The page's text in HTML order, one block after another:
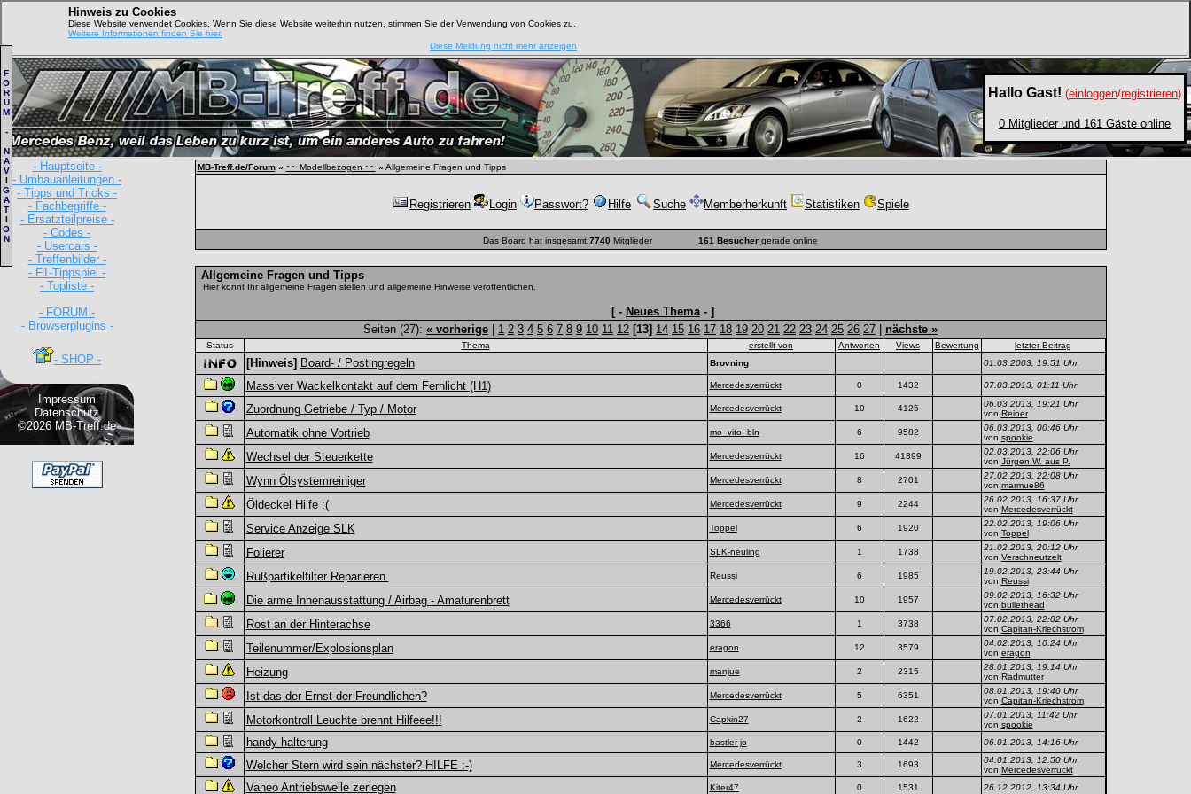
Hinweis zu Cookies
Diese Website verwendet Cookies. Wenn Sie diese Website weiterhin nutzen, stimmen Sie der Verwendung von Cookies zu.
Weitere Informationen finden Sie hier.
Diese Meldung nicht mehr anzeigen
Hallo Gast! (einloggen/registrieren)
0 Mitglieder und 161 Gäste online
- Hauptseite -
- Umbauanleitungen -
- Tipps und Tricks -
- Fachbegriffe -
- Ersatzteilpreise -
- Codes -
- Usercars -
- Treffenbilder -
- F1-Tippspiel -
- Topliste -
- FORUM -
- Browserplugins -
- SHOP -
Impressum
Datenschutz
©2026 MB-Treff.de
F
O
R
U
M
-
N
A
V
I
G
A
T
I
O
N
MB-Treff.de/Forum » ~~ Modellbezogen ~~ » Allgemeine Fragen und Tipps
Registrieren Login Passwort? Hilfe Suche Memberherkunft Statistiken Spiele
Das Board hat insgesamt:7740 Mitglieder 161 Besucher gerade online
Allgemeine Fragen und Tipps
Hier könnt Ihr allgemeine Fragen stellen und allgemeine Hinweise veröffentlichen.
[ - Neues Thema- ]
Seiten (27): « vorherige 1 2 3 4 5 6 7 8 9 10 11 12 [13] 14 15 16 17 18 19 20 21 22 23 24 25 26 27 nächste »
Status Thema erstellt von Antworten Views Bewertung letzter Beitrag
[Hinweis] Board- / Postingregeln Brovning 01.03.2003, 19:51 Uhr
Massiver Wackelkontakt auf dem Fernlicht (H1) Mercedesverrückt 0 1432 07.03.2013, 01:11 Uhr
Zuordnung Getriebe / Typ / Motor Mercedesverrückt 10 4125
06.03.2013, 19:21 Uhr
von Reiner
Automatik ohne Vortrieb mo_vito_bln 6 9582
06.03.2013, 00:46 Uhr
von spookie
Wechsel der Steuerkette Mercedesverrückt 16 41399
02.03.2013, 22:06 Uhr
von Jürgen W. aus P.
Wynn Ölsystemreiniger Mercedesverrückt 8 2701
27.02.2013, 22:08 Uhr
von marmue86
Öldeckel Hilfe :( Mercedesverrückt 9 2244
26.02.2013, 16:37 Uhr
von Mercedesverrückt
Service Anzeige SLK Toppel 6 1920
22.02.2013, 19:06 Uhr
von Toppel
Folierer SLK-neuling 1 1738
21.02.2013, 20:12 Uhr
von Verschneutzelt
Rußpartikelfilter Reparieren Reussi 6 1985
19.02.2013, 23:44 Uhr
von Reussi
Die arme Innenausstattung / Airbag - Amaturenbrett Mercedesverrückt 10 1957
09.02.2013, 16:32 Uhr
von bullethead
Rost an der Hinterachse 3366 1 3738
07.02.2013, 22:02 Uhr
von Capitan-Kriechstrom
Teilenummer/Explosionsplan eragon 12 3579
04.02.2013, 10:24 Uhr
von eragon
Heizung manjue 2 2315
28.01.2013, 19:14 Uhr
von Radmutter
Ist das der Ernst der Freundlichen? Mercedesverrückt 5 6351
08.01.2013, 19:40 Uhr
von Capitan-Kriechstrom
Motorkontroll Leuchte brennt Hilfeee!!! Capkin27 2 1622
07.01.2013, 11:42 Uhr
von spookie
handy halterung bastler jo 0 1442 06.01.2013, 14:16 Uhr
Welcher Stern wird sein nächster? HILFE :-) Mercedesverrückt 3 1693
04.01.2013, 12:50 Uhr
von Mercedesverrückt
Vaneo Antriebswelle zerlegen Kiter47 0 1531 26.12.2012, 13:34 Uhr